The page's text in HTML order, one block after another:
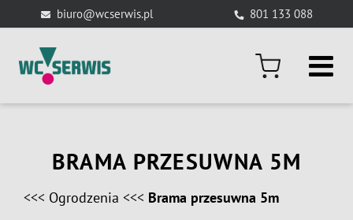
to
content
biuro@wcserwis.pl 801 133 088
BRAMA PRZESUWNA 5M
<<< Ogrodzenia <<< Brama przesuwna 5m